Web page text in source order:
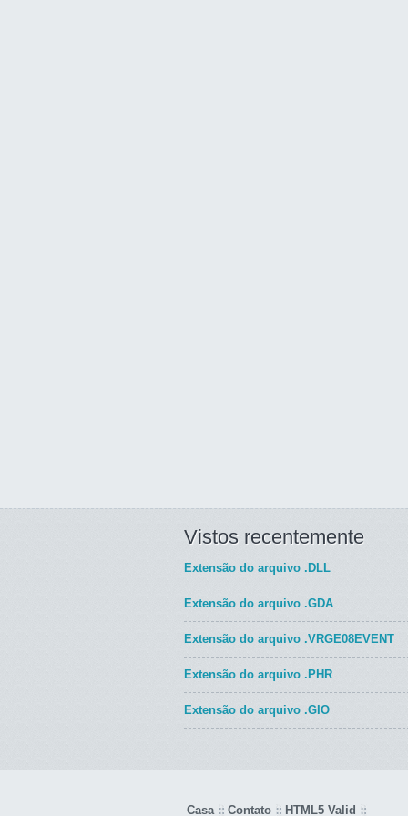
Vistos recentemente
Extensão do arquivo .DLL
Extensão do arquivo .GDA
Extensão do arquivo .VRGE08EVENT
Extensão do arquivo .PHR
Extensão do arquivo .GIO
Casa Contato HTML5 Valid